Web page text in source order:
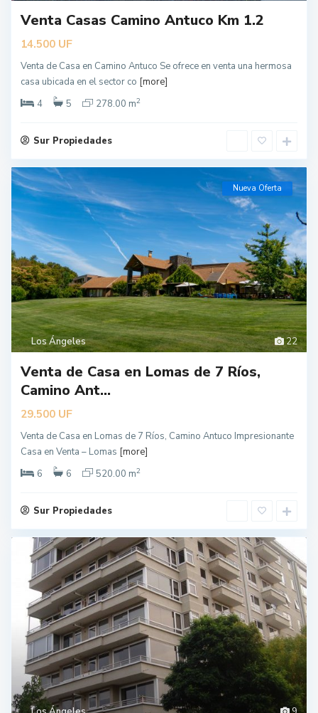
Venta Casas Camino Antuco Km 1.2
14.500 UF
Venta de Casa en Camino Antuco Se ofrece en venta una hermosa
casa ubicada en el sector co [more]
4
5 278.00 m2
Sur Propiedades
22
Los Ángeles
Nueva Oferta
Venta de Casa en Lomas de 7 Ríos,
Camino Ant...
29.500 UF
Venta de Casa en Lomas de 7 Ríos, Camino Antuco Impresionante
Casa en Venta – Lomas [more]
6
6 520.00 m2
Sur Propiedades